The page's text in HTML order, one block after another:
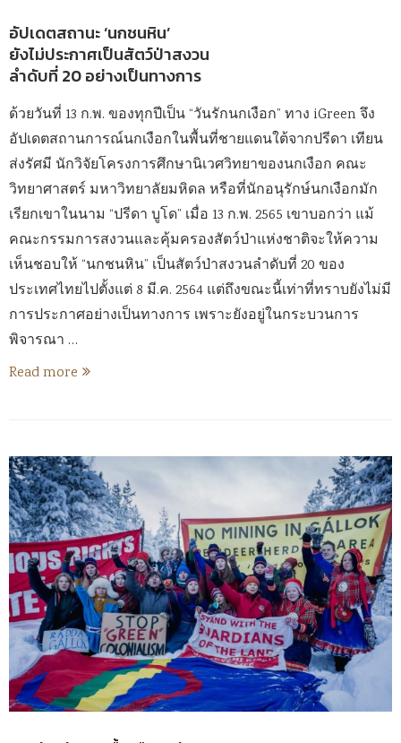
อัปเดตสถานะ ‘นกชนหิน’
ยังไม่ประกาศเป็นสัตว์ป่าสงวน
ลำดับที่ 20 อย่างเป็นทางการ
ด้วยวันที่ 13 ก.พ. ของทุกปีเป็น “วันรักนกเงือก” ทาง iGreen จึง
อัปเดตสถานการณ์นกเงือกในพื้นที่ชายแดนใต้จากปรีดา เทียน
ส่งรัศมี นักวิจัยโครงการศึกษานิเวศวิทยาของนกเงือก คณะ
วิทยาศาสตร์ มหาวิทยาลัยมหิดล หรือที่นักอนุรักษ์นกเงือกมัก
เรียกเขาในนาม “ปรีดา บูโด” เมื่อ 13 ก.พ. 2565 เขาบอกว่า แม้
คณะกรรมการสงวนและคุ้มครองสัตว์ป่าแห่งชาติจะให้ความ
เห็นชอบให้ “นกชนหิน” เป็นสัตว์ป่าสงวนลำดับที่ 20 ของ
ประเทศไทยไปตั้งแต่ 8 มี.ค. 2564 แต่ถึงขณะนี้เท่าที่ทราบยังไม่มี
การประกาศอย่างเป็นทางการ เพราะยังอยู่ในกระบวนการ
พิจารณา …
Read more